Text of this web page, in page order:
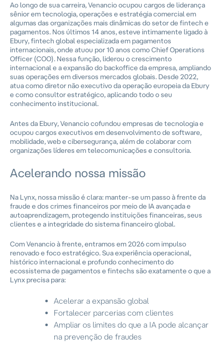
Ao longo de sua carreira, Venancio ocupou cargos de liderança
sênior em tecnologia, operações e estratégia comercial em
algumas das organizações mais dinâmicas do setor de fintech e
pagamentos. Nos últimos 14 anos, esteve intimamente ligado à
Ebury, fintech global especializada em pagamentos
internacionais, onde atuou por 10 anos como Chief Operations
Officer (COO). Nessa função, liderou o crescimento
internacional e a expansão do backoffice da empresa, ampliando
suas operações em diversos mercados globais. Desde 2022,
atua como diretor não executivo da operação europeia da Ebury
e como consultor estratégico, aplicando todo o seu
conhecimento institucional.
Antes da Ebury, Venancio cofundou empresas de tecnologia e
ocupou cargos executivos em desenvolvimento de software,
mobilidade, web e cibersegurança, além de colaborar com
organizações líderes em telecomunicações e consultoria.
Acelerando nossa missão
Na Lynx, nossa missão é clara: manter-se um passo à frente da
fraude e dos crimes financeiros por meio de IA avançada e
autoaprendizagem, protegendo instituições financeiras, seus
clientes e a integridade do sistema financeiro global.
Com Venancio à frente, entramos em 2026 com impulso
renovado e foco estratégico. Sua experiência operacional,
histórico internacional e profundo conhecimento do
ecossistema de pagamentos e fintechs são exatamente o que a
Lynx precisa para:
Acelerar a expansão global
Fortalecer parcerias com clientes
Ampliar os limites do que a IA pode alcançar
na prevenção de fraudes